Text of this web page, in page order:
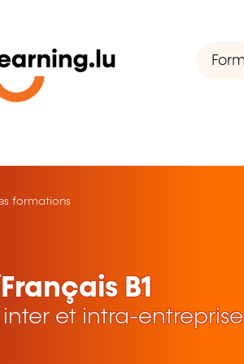
formations
B1
et intra-entreprise